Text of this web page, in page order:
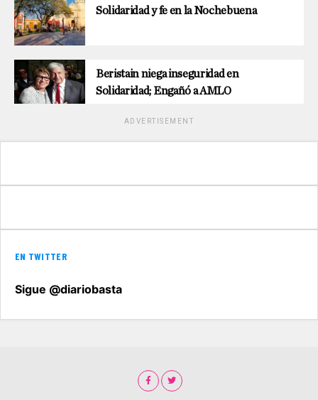
Solidaridad y fe en la Nochebuena
Beristain niega inseguridad en
Solidaridad; Engañó a AMLO
ADVERTISEMENT
EN TWITTER
Sigue @diariobasta